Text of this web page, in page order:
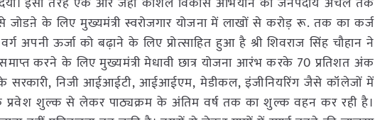
जोडऩे के लिए मुख्यमंत्री स्वरोजगार योजना में लाखों से करोड़ रू. तक का कर्ज
अपनी ऊर्जा को बढ़ाने के लिए प्रोत्साहित हुआ है श्री शिवराज सिंह चौहान ने
करने के लिए मुख्यमंत्री मेधावी छात्र योजना आरंभ करके 70 प्रतिशत अंक
के सरकारी, निजी आईआईटी, आईआईएम, मेडीकल, इंजीनियरिंग जैसे कॉलेजों में
प्रवेश शुल्क से लेकर पाठ्यक्रम के अंतिम वर्ष तक का शुल्क वहन कर रही है।